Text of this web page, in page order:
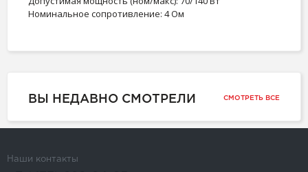
Номинальное сопротивление: 4 Ом
ВЫ НЕДАВНО СМОТРЕЛИ СМОТРЕТЬ ВСЕ
Наши контакты